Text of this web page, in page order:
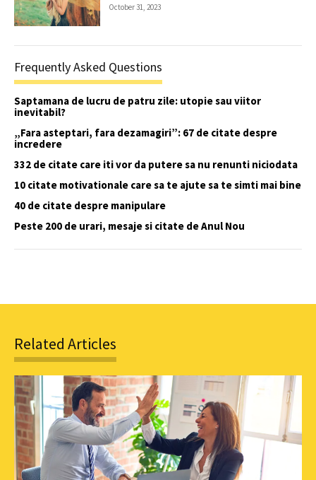
October 31, 2023
Frequently Asked Questions
Saptamana de lucru de patru zile: utopie sau viitor
inevitabil?
„Fara asteptari, fara dezamagiri”: 67 de citate despre
incredere
332 de citate care iti vor da putere sa nu renunti niciodata
10 citate motivationale care sa te ajute sa te simti mai bine
40 de citate despre manipulare
Peste 200 de urari, mesaje si citate de Anul Nou
Related Articles